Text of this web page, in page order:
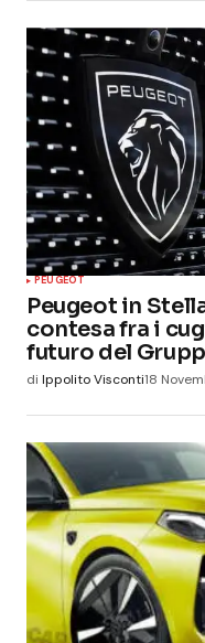
PEUGEOT
Peugeot in
contesa fra i
futuro del
di Ippolito Visconti18